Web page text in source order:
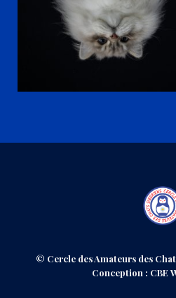
© Cercle des Amateurs des
Conception : CBE